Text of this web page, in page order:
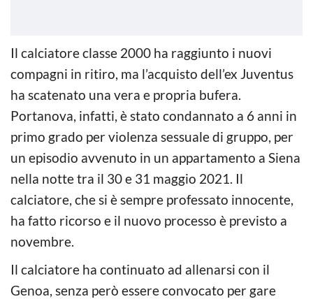
Il calciatore classe 2000 ha raggiunto i nuovi
compagni in ritiro, ma l’acquisto dell’ex Juventus
ha scatenato una vera e propria bufera.
Portanova, infatti, è stato condannato a 6 anni in
primo grado per violenza sessuale di gruppo, per
un episodio avvenuto in un appartamento a Siena
nella notte tra il 30 e 31 maggio 2021. Il
calciatore, che si è sempre professato innocente,
ha fatto ricorso e il nuovo processo è previsto a
novembre.
Il calciatore ha continuato ad allenarsi con il
Genoa, senza però essere convocato per gare